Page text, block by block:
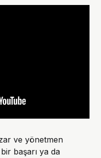
ve yönetmen
başarı ya da